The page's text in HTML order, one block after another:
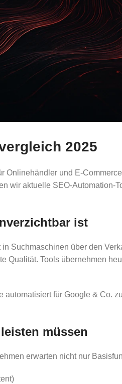
2025
Onlinehändler und E-
wir aktuelle SEO-Automation-
ist
Suchmaschinen über den
Qualität. Tools übernehmen
für Google & Co.
müssen
erwarten nicht nur